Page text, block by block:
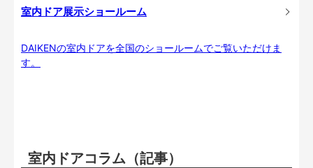
室内ドア展示ショールーム
DAIKENの室内ドアを全国のショールームでご覧いただけま
す。
室内ドアコラム（記事）